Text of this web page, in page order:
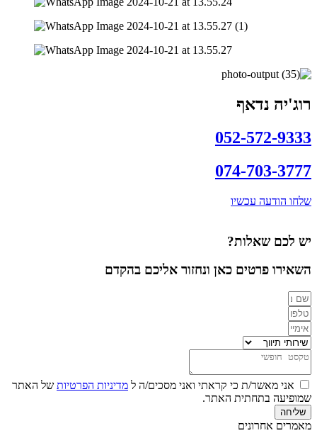
רוג'יה נדאף
052-572-9333
074-703-3777
שלחו הודעה עכשיו
יש לכם שאלות?
השאירו פרטים כאן ונחזור אליכם בהקדם
אני מאשר/ת כי קראתי ואני מסכים/ה ל מדיניות הפרטיות של האתר
שמופיעה בתחתית האתר.
שליחה
מאמרים אחרונים